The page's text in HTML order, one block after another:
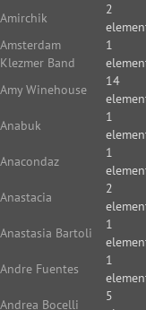
Amirchik
2
Amsterdam
Klezmer Band
1
Amy Winehouse
14
Anabuk
1
Anacondaz
1
Anastacia
2
Anastasia Bartoli
1
Andre Fuentes
1
Andrea Bocelli
5